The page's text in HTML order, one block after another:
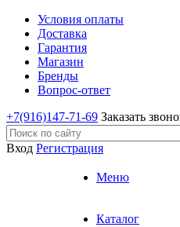
Условия оплаты
Доставка
Гарантия
Магазин
Бренды
Вопрос-ответ
+7(916)147-71-69 Заказать
Вход Регистрация
Меню
Каталог